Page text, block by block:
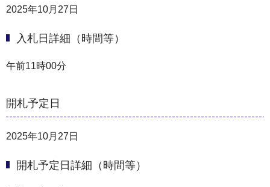
2025年10月27日
入札日詳細（時間等）
午前11時00分
開札予定日
2025年10月27日
開札予定日詳細（時間等）